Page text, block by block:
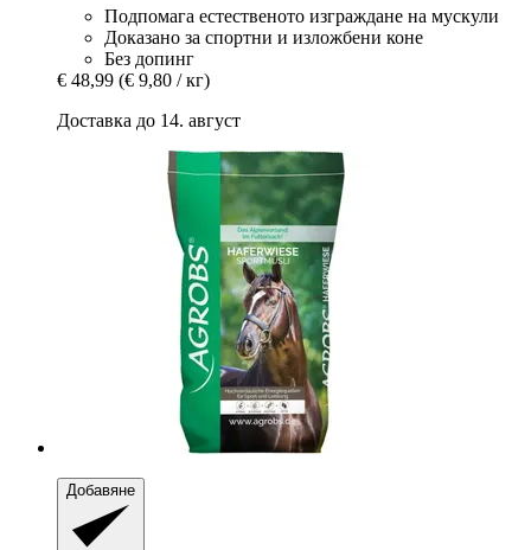
Подпомага естественото изграждане на мускули
Доказано за спортни и изложбени коне
Без допинг
€ 48,99 (€ 9,80 / кг)
Доставка до 14. август
Добавяне